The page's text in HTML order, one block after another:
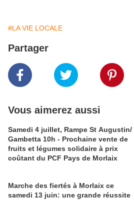
#LA VIE LOCALE
Partager
Vous aimerez aussi
Samedi 4 juillet, Rampe St Augustin/
Gambetta 10h - Prochaine vente de
fruits et légumes solidaire à prix
coûtant du PCF Pays de Morlaix
Marche des fiertés à Morlaix ce
samedi 13 juin: une grande réussite